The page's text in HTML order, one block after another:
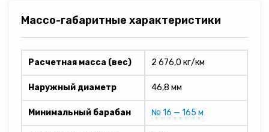
Массо-габаритные характеристики
Расчетная масса (вес) 2 676,0 кг/км
Наружный диаметр 46,8 мм
Минимальный барабан № 16 — 165 м